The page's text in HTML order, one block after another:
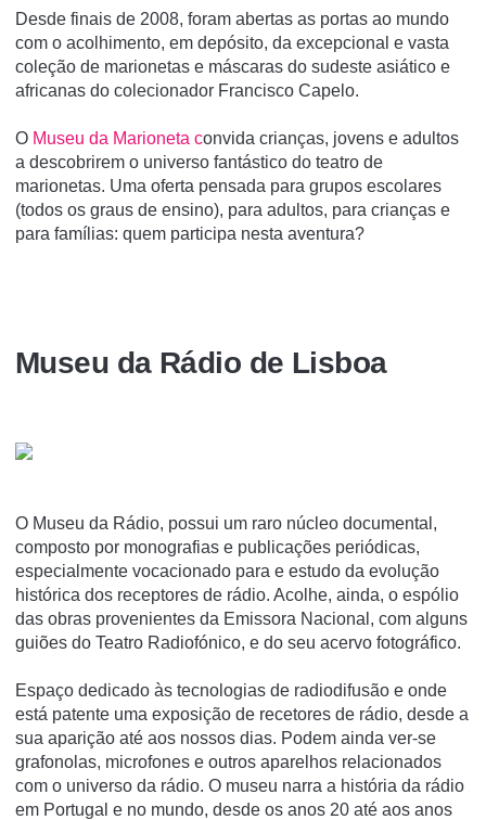
Desde finais de 2008, foram abertas as portas ao mundo
com o acolhimento, em depósito, da excepcional e vasta
coleção de marionetas e máscaras do sudeste asiático e
africanas do colecionador Francisco Capelo.
O Museu da Marioneta convida crianças, jovens e adultos
a descobrirem o universo fantástico do teatro de
marionetas. Uma oferta pensada para grupos escolares
(todos os graus de ensino), para adultos, para crianças e
para famílias: quem participa nesta aventura?
Museu da Rádio de Lisboa
O Museu da Rádio, possui um raro núcleo documental,
composto por monografias e publicações periódicas,
especialmente vocacionado para e estudo da evolução
histórica dos receptores de rádio. Acolhe, ainda, o espólio
das obras provenientes da Emissora Nacional, com alguns
guiões do Teatro Radiofónico, e do seu acervo fotográfico.
Espaço dedicado às tecnologias de radiodifusão e onde
está patente uma exposição de recetores de rádio, desde a
sua aparição até aos nossos dias. Podem ainda ver-se
grafonolas, microfones e outros aparelhos relacionados
com o universo da rádio. O museu narra a história da rádio
em Portugal e no mundo, desde os anos 20 até aos anos